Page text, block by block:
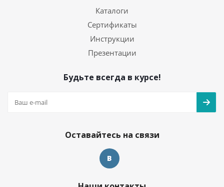
Каталоги
Сертификаты
Инструкции
Презентации
Будьте всегда в курсе!
Оставайтесь на связи